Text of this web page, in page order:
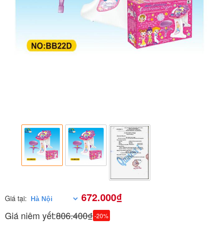
Giá tại: 672.000₫
Giá niêm yết:806.400₫-20%